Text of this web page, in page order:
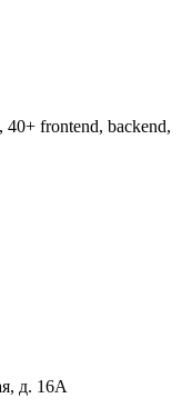
40+ frontend, backend,
д. 16А